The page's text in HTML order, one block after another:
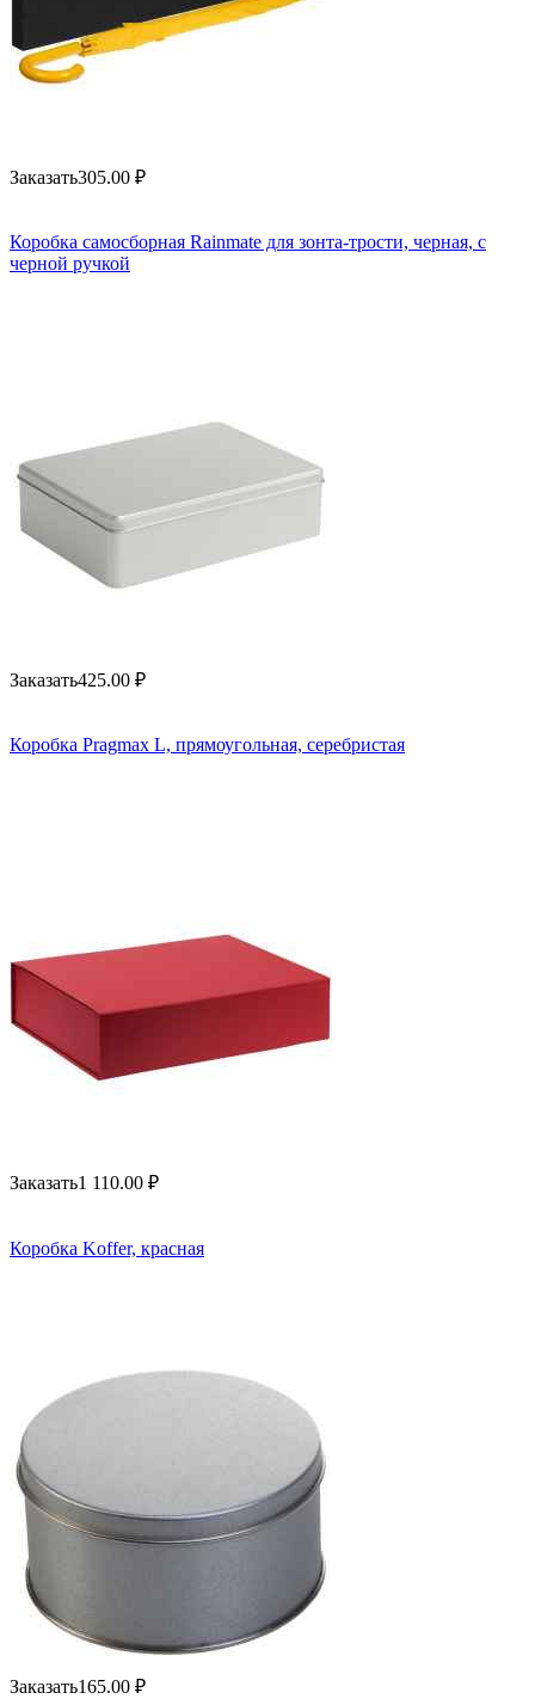
Заказать305.00 ₽
Коробка самосборная Rainmate для зонта-трости, черная, с
черной ручкой
Заказать425.00 ₽
Коробка Pragmax L, прямоугольная, серебристая
Заказать1 110.00 ₽
Коробка Koffer, красная
Заказать165.00 ₽